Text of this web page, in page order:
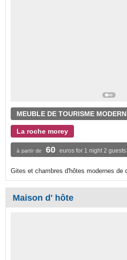
MEUBLE DE TOURISME
La roche morey
à partir de 60 euros for 1 night 2 guests
Gites et chambres d'hôtes modernes de
Maison d' hôte